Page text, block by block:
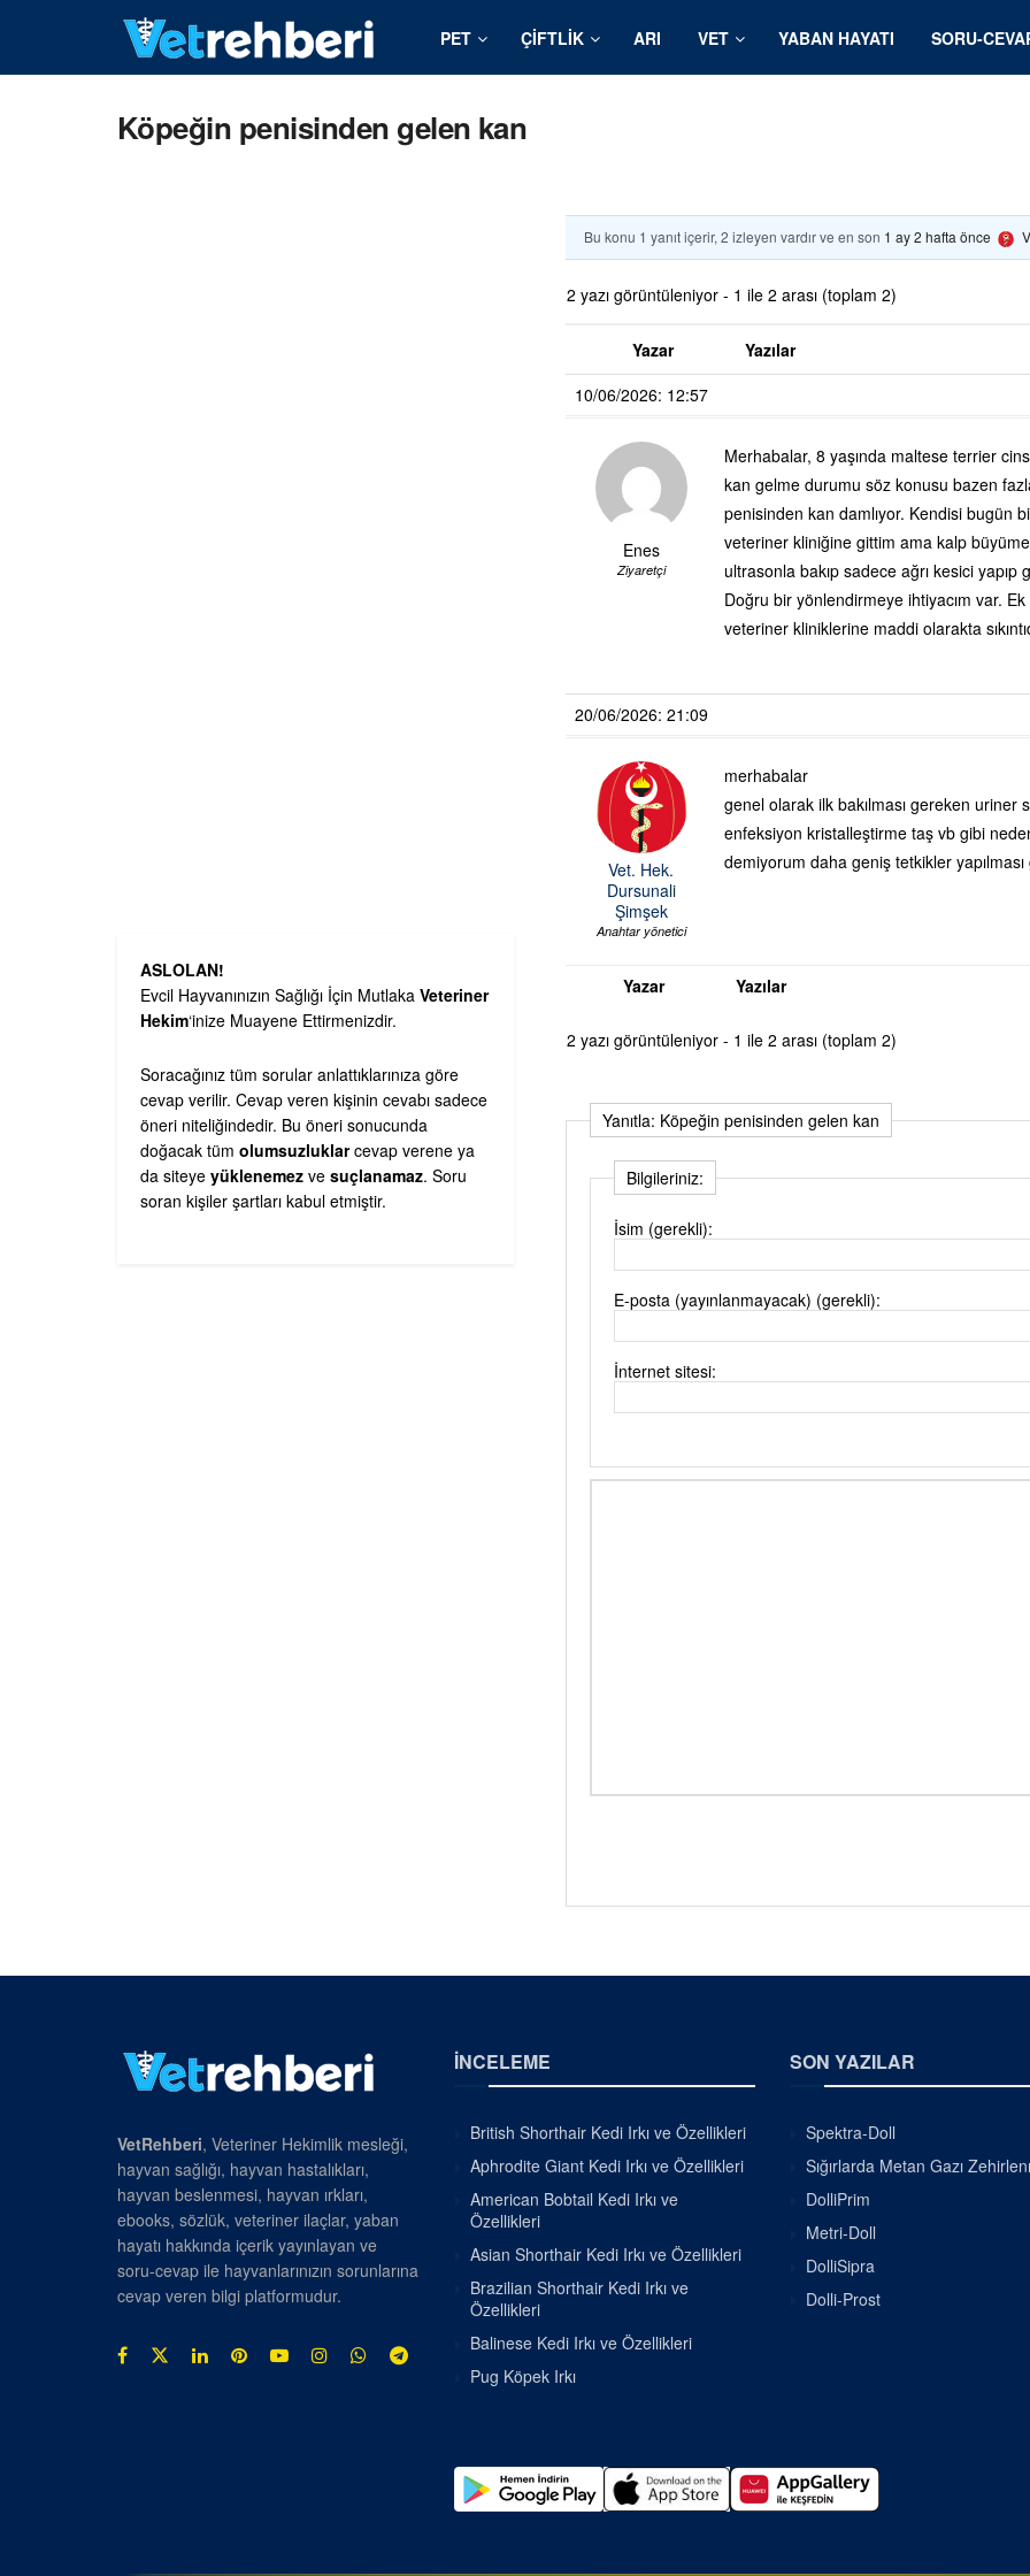
PET ÇIFTLIK ARI VET YABAN HAYATI SORU-
Köpeğin penisinden gelen kan
Bu konu 1 yanıt içerir, 2 izleyen vardır ve en son 1 ay 2 hafta önce
2 yazı görüntüleniyor - 1 ile 2 arası (toplam 2)
Yazar
Yazılar
10/06/2026: 12:57
Enes
Ziyaretçi
Merhabalar, 8 yaşında maltese terrier
kan gelme durumu söz konusu bazen
penisinden kan damlıyor. Kendisi bugün
veteriner kliniğine gittim ama kalp
ultrasonla bakıp sadece ağrı kesici
Doğru bir yönlendirmeye ihtiyacım var.
veteriner kliniklerine maddi olarakta
20/06/2026: 21:09
Vet. Hek.
Dursunali
Şimşek
Anahtar yönetici
merhabalar
genel olarak ilk bakılması gereken
enfeksiyon kristalleştirme taş vb gibi
demiyorum daha geniş tetkikler
Yazar Yazılar
2 yazı görüntüleniyor - 1 ile 2 arası (toplam 2)
Yanıtla: Köpeğin penisinden gelen kan
Bilgileriniz:
İsim (gerekli):
E-posta (yayınlanmayacak) (gerekli):
İnternet sitesi:
ASLOLAN!
Evcil Hayvanınızın Sağlığı İçin Mutlaka Veteriner
Hekim‘inize Muayene Ettirmenizdir.
Soracağınız tüm sorular anlattıklarınıza göre
cevap verilir. Cevap veren kişinin cevabı sadece
öneri niteliğindedir. Bu öneri sonucunda
doğacak tüm olumsuzluklarcevap verene ya
da siteye yüklenemez ve suçlanamaz. Soru
soran kişiler şartları kabul etmiştir.
VetRehberi, Veteriner Hekimlik mesleği,
hayvan sağlığı, hayvan hastalıkları,
hayvan beslenmesi, hayvan ırkları,
ebooks, sözlük, veteriner ilaçlar, yaban
hayatı hakkında içerik yayınlayan ve
soru-cevap ile hayvanlarınızın sorunlarına
cevap veren bilgi platformudur.
İNCELEME
British Shorthair Kedi Irkı ve Özellikleri
Aphrodite Giant Kedi Irkı ve Özellikleri
American Bobtail Kedi Irkı ve
Özellikleri
Asian Shorthair Kedi Irkı ve Özellikleri
Brazilian Shorthair Kedi Irkı ve
Özellikleri
Balinese Kedi Irkı ve Özellikleri
Pug Köpek Irkı
SON YAZILAR
Spektra-Doll
Sığırlarda Metan Gazı
DolliPrim
Metri-Doll
DolliSipra
Dolli-Prost